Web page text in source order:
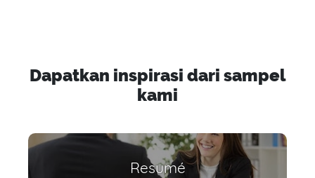
Dapatkan inspirasi dari sampel
kami
Resumé